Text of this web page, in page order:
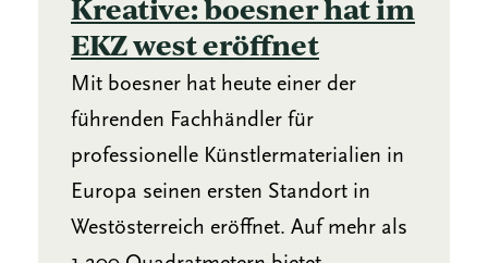
Kreative: boesner hat im
EKZ west eröffnet
Mit boesner hat heute einer der
führenden Fachhändler für
professionelle Künstlermaterialien in
Europa seinen ersten Standort in
Westösterreich eröffnet. Auf mehr als